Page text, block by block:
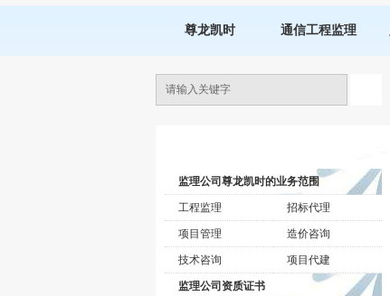
尊龙凯时 通信工程监理
监理公司尊龙凯时的业务范围
工程监理 招标代理
项目管理 造价咨询
技术咨询 项目代建
监理公司资质证书